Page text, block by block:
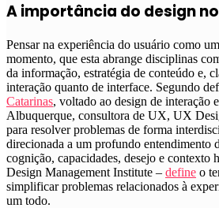
A importância do design no
Pensar na experiência do usuário como
momento, que esta abrange disciplinas
da informação, estratégia de conteúdo e,
interação quanto de interface. Segundo
Catarinas, voltado ao design de interação
Albuquerque, consultora de UX, UX
para resolver problemas de forma
direcionada a um profundo entendimento
cognição, capacidades, desejo e contexto
Design Management Institute – define o
simplificar problemas relacionados à
um todo.